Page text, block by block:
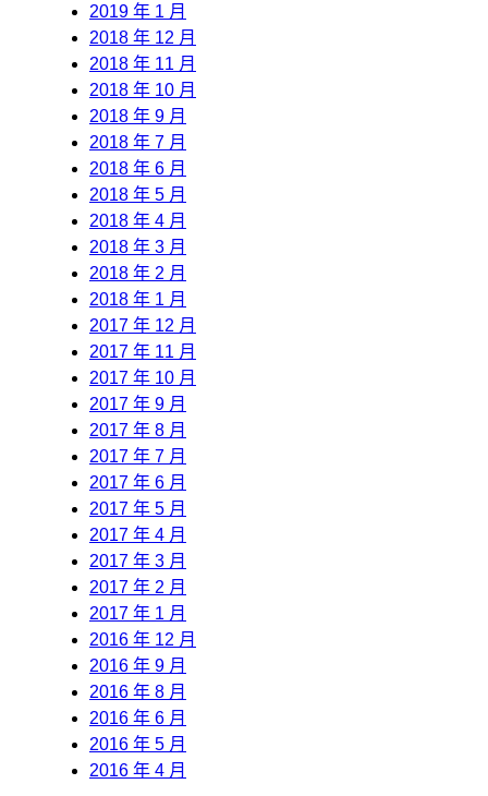
2019 年 1 月
2018 年 12 月
2018 年 11 月
2018 年 10 月
2018 年 9 月
2018 年 7 月
2018 年 6 月
2018 年 5 月
2018 年 4 月
2018 年 3 月
2018 年 2 月
2018 年 1 月
2017 年 12 月
2017 年 11 月
2017 年 10 月
2017 年 9 月
2017 年 8 月
2017 年 7 月
2017 年 6 月
2017 年 5 月
2017 年 4 月
2017 年 3 月
2017 年 2 月
2017 年 1 月
2016 年 12 月
2016 年 9 月
2016 年 8 月
2016 年 6 月
2016 年 5 月
2016 年 4 月